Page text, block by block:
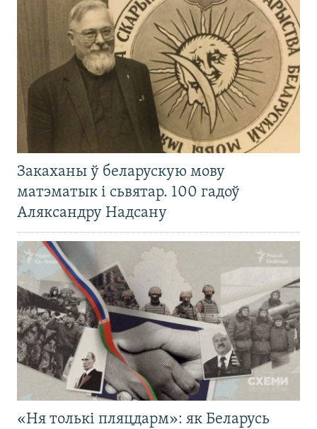
Закаханы ў беларускую мову
матэматык і сьвятар. 100 гадоў
Аляксандру Надсану
«Ня толькі пляцдарм»: як Беларусь